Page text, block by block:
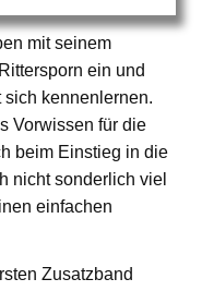
mit seinem
ein und
sich kennenlernen.
Vorwissen für die
beim Einstieg in die
nicht sonderlich viel
einfachen
Zusatzband